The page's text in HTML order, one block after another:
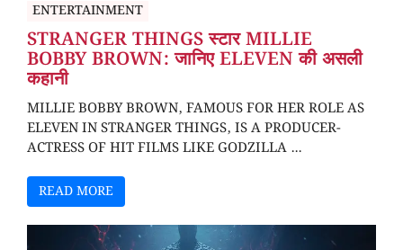
ENTERTAINMENT
STRANGER THINGS स्टार MILLIE
BOBBY BROWN: जानिए ELEVEN की असली
कहानी
MILLIE BOBBY BROWN, FAMOUS FOR HER ROLE AS
ELEVEN IN STRANGER THINGS, IS A PRODUCER-
ACTRESS OF HIT FILMS LIKE GODZILLA ...
READ MORE